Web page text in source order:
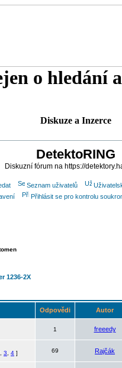
o hledání
Diskuze a Inzerce
DetektoRING
Diskuzní fórum na https://
Seznam uživatelů
Přihlásit se pro kontrolu
1236-2X
Odpovědi Autor
1 freeedy
3 4 ] 69 Rajčák